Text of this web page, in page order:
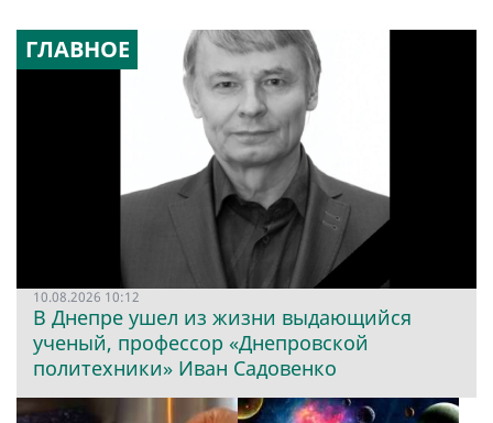
ГЛАВНОЕ
10.08.2026 10:12
В Днепре ушел из жизни выдающийся
ученый, профессор «Днепровской
политехники» Иван Садовенко